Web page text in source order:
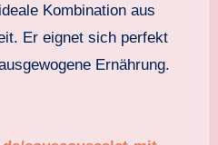
Kombination aus
Er eignet sich perfekt
Ernährung.